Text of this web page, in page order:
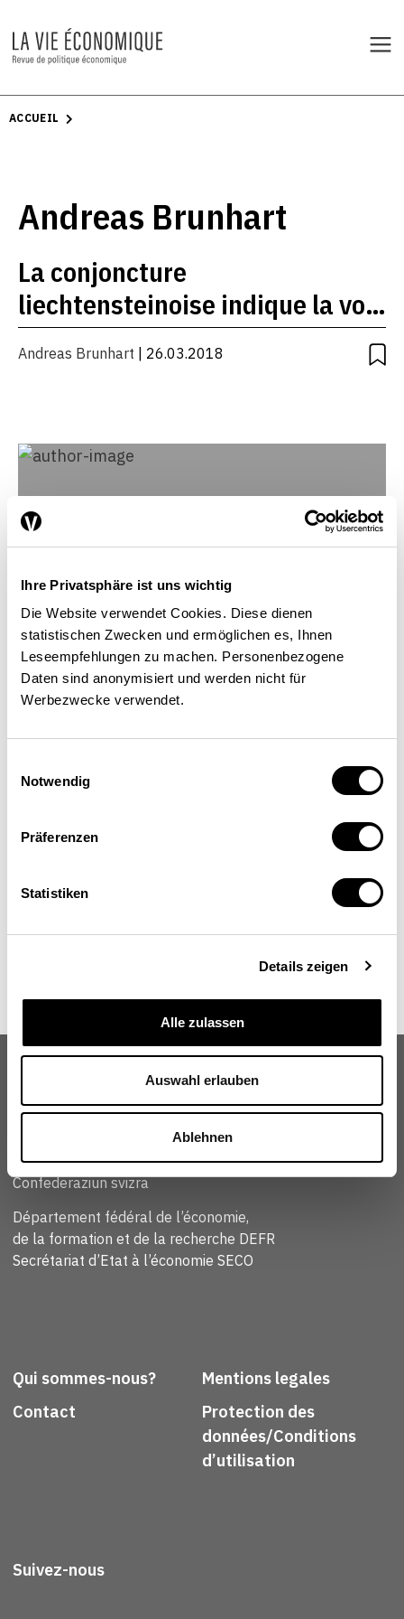
Ihre Privatsphäre ist uns wichtig
Die Website verwendet Cookies. Diese dienen
statistischen Zwecken und ermöglichen es, Ihnen
Leseempfehlungen zu machen. Personenbezogene
Daten sind anonymisiert und werden nicht für
Werbezwecke verwendet.
Notwendig
Präferenzen
Statistiken
Details zeigen
Alle zulassen
Auswahl erlauben
Ablehnen
ACCUEIL
Andreas Brunhart
La conjoncture
liechtensteinoise indique la voie
à la Suisse
Andreas Brunhart | 26.03.2018
Andreas Brunhart
Liechtenstein-Institut, Bendern, Principauté du
Schweizerische Eidgenossenschaft
Confederazione Svizzera
Confederaziun svizra
Département fédéral de l’économie,
de la formation et de la recherche DEFR
Secrétariat d’Etat à l’économie SECO
Qui sommes-nous?
Contact
Mentions legales
Protection des
données/Conditions
d’utilisation
Suivez-nous